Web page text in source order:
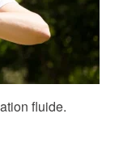
fluide.